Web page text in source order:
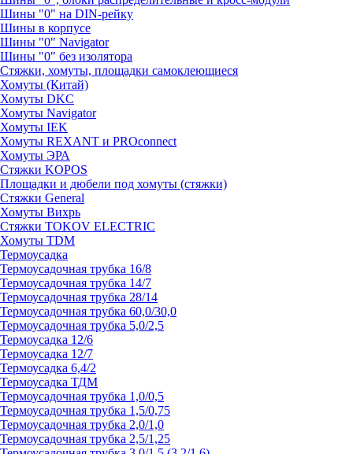
Шины "0" на DIN-рейку
Шины в корпусе
Шины "0" Navigator
Шины "0" без изолятора
Стяжки, хомуты, площадки самоклеющиеся
Хомуты (Китай)
Хомуты DKC
Хомуты Navigator
Хомуты IEK
Хомуты REXANT и PROconnect
Хомуты ЭРА
Стяжки KOPOS
Площадки и дюбели под хомуты (стяжки)
Стяжки General
Хомуты Вихрь
Стяжки TOKOV ELECTRIC
Хомуты TDM
Термоусадка
Термоусадочная трубка 16/8
Термоусадочная трубка 14/7
Термоусадочная трубка 28/14
Термоусадочная трубка 60,0/30,0
Термоусадочная трубка 5,0/2,5
Термоусадка 12/6
Термоусадка 12/7
Термоусадка 6,4/2
Термоусадка ТДМ
Термоусадочная трубка 1,0/0,5
Термоусадочная трубка 1,5/0,75
Термоусадочная трубка 2,0/1,0
Термоусадочная трубка 2,5/1,25